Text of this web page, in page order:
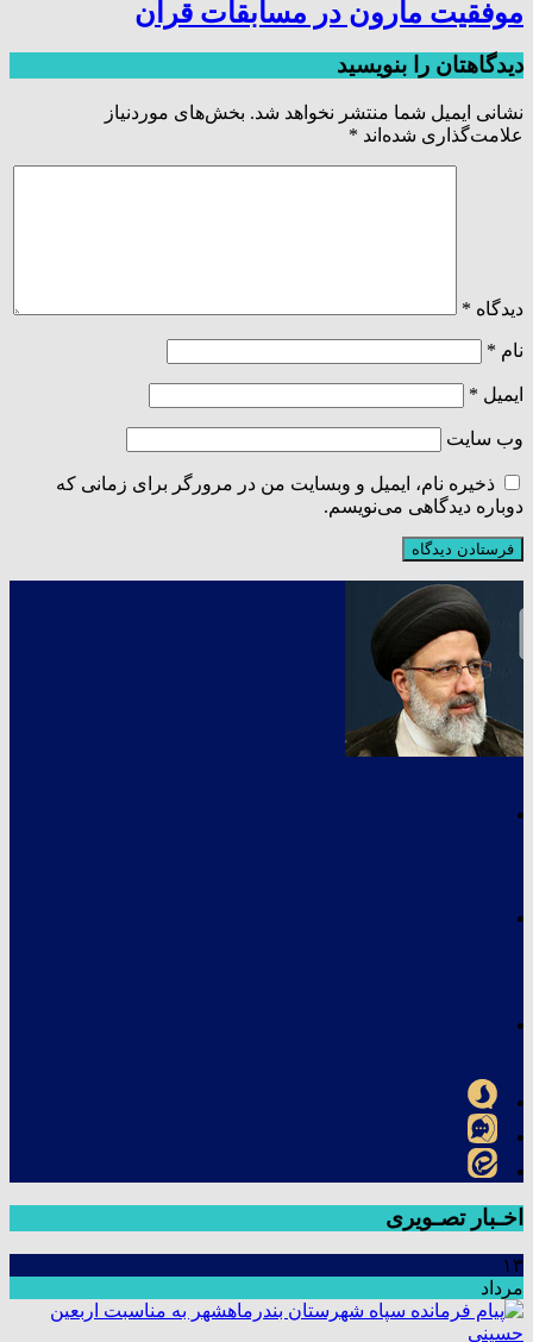
موفقیت مارون در مسابقات قرآن
دیدگاهتان را بنویسید
نشانی ایمیل شما منتشر نخواهد شد. بخش‌های موردنیاز
علامت‌گذاری شده‌اند *
دیدگاه *
نام *
ایمیل *
وب‌ سایت
ذخیره نام، ایمیل و وبسایت من در مرورگر برای زمانی که
دوباره دیدگاهی می‌نویسم.
اخـبار تصـویری
۱۳
مرداد